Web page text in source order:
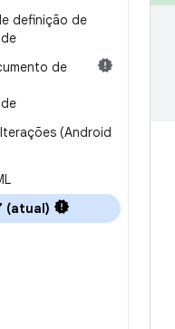
definição de
de
(Android
(atual)